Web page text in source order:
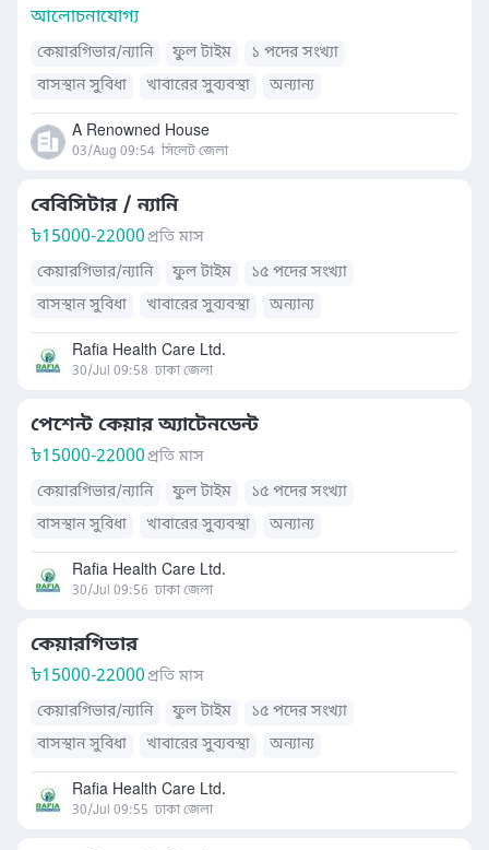
আলোচনাযোগ্য
কেয়ারগিভার/ন্যানি ফুল টাইম
১ পদের সংখ্যা
বাসস্থান সুবিধা
খাবারের সুব্যবস্থা অন্যান্য
A Renowned House
03/Aug 09:54 সিলেট জেলা
বেবিসিটার / ন্যানি
৳15000-22000প্রতি মাস
কেয়ারগিভার/ন্যানি
ফুল টাইম
১৫ পদের সংখ্যা
বাসস্থান সুবিধা
খাবারের সুব্যবস্থা অন্যান্য
Rafia Health Care Ltd.
30/Jul 09:58 ঢাকা জেলা
পেশেন্ট কেয়ার অ্যাটেনডেন্ট
৳15000-22000প্রতি মাস
কেয়ারগিভার/ন্যানি
ফুল টাইম
১৫ পদের সংখ্যা
বাসস্থান সুবিধা
খাবারের সুব্যবস্থা অন্যান্য
Rafia Health Care Ltd.
30/Jul 09:56 ঢাকা জেলা
কেয়ারগিভার
৳15000-22000প্রতি মাস
কেয়ারগিভার/ন্যানি
ফুল টাইম
১৫ পদের সংখ্যা
বাসস্থান সুবিধা
খাবারের সুব্যবস্থা অন্যান্য
Rafia Health Care Ltd.
30/Jul 09:55 ঢাকা জেলা